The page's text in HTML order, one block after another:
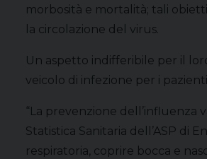
morbosità e mortalità; tali
la circolazione del virus.
Un aspetto indifferibile per il
veicolo di infezione per i
“La prevenzione dell’influenza
Statistica Sanitaria dell’ASP di
respiratoria, coprire bocca e